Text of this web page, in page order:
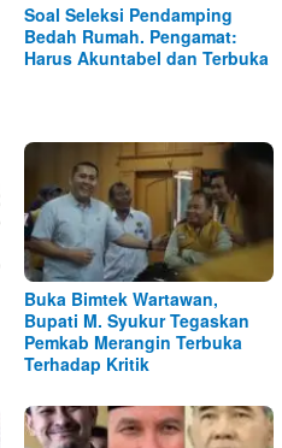
Soal Seleksi Pendamping
Bedah Rumah. Pengamat:
Harus Akuntabel dan Terbuka
Buka Bimtek Wartawan,
Bupati M. Syukur Tegaskan
Pemkab Merangin Terbuka
Terhadap Kritik